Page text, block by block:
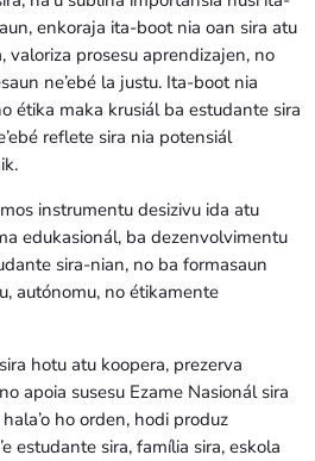
enkoraja ita-boot nia oan sira atu
valoriza prosesu aprendizajen, no
ne’ebé la justu. Ita-boot nia
étika maka krusiál ba estudante sira
reflete sira nia potensiál
instrumentu desizivu ida atu
edukasionál, ba dezenvolvimentu
sira-nian, no ba formasaun
autónomu, no étikamente
hotu atu koopera, prezerva
apoia susesu Ezame Nasionál sira
ho orden, hodi produz
estudante sira, família sira, eskola